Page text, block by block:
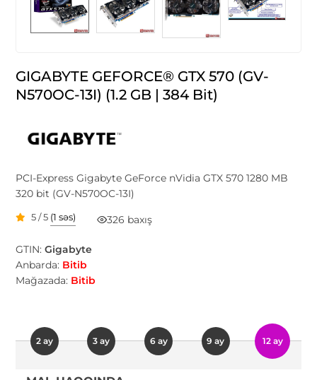
GIGABYTE GEFORCE® GTX 570 (GV-
N570OC-13I) (1.2 GB | 384 Bit)
PCI-Express Gigabyte GeForce nVidia GTX 570 1280 MB
320 bit (GV-N570OC-13I)
5 / 5 (1 səs) 326 baxış
GTIN:Gigabyte
Anbarda: Bitib
Mağazada: Bitib
2 ay 3 ay 6 ay 9 ay 12 ay